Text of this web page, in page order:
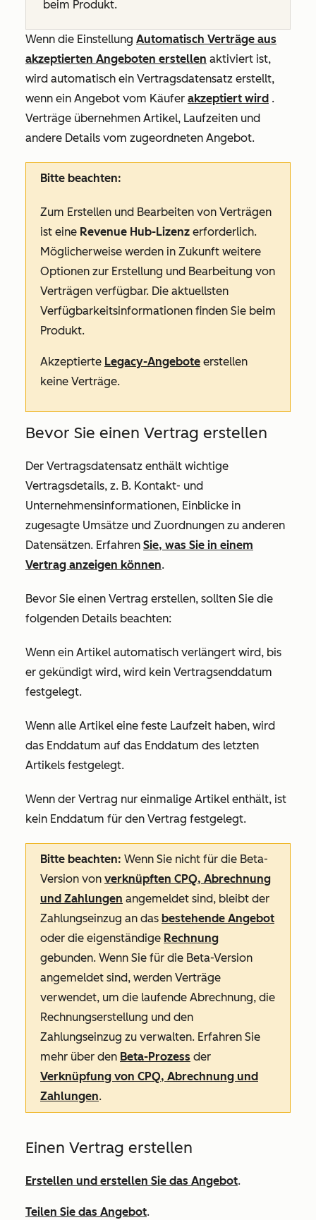
beim Produkt.
Wenn die Einstellung Automatisch Verträge aus
akzeptierten Angeboten erstellen aktiviert ist,
wird automatisch ein Vertragsdatensatz erstellt,
wenn ein Angebot vom Käufer akzeptiert wird .
Verträge übernehmen Artikel, Laufzeiten und
andere Details vom zugeordneten Angebot.
Bitte beachten:
Zum Erstellen und Bearbeiten von Verträgen
ist eine Revenue Hub-Lizenz erforderlich.
Möglicherweise werden in Zukunft weitere
Optionen zur Erstellung und Bearbeitung von
Verträgen verfügbar. Die aktuellsten
Verfügbarkeitsinformationen finden Sie beim
Produkt.
Akzeptierte Legacy-Angebote erstellen
keine Verträge.
Bevor Sie einen Vertrag erstellen
Der Vertragsdatensatz enthält wichtige
Vertragsdetails, z. B. Kontakt- und
Unternehmensinformationen, Einblicke in
zugesagte Umsätze und Zuordnungen zu anderen
Datensätzen. Erfahren Sie, was Sie in einem
Vertrag anzeigen können.
Bevor Sie einen Vertrag erstellen, sollten Sie die
folgenden Details beachten:
Wenn ein Artikel automatisch verlängert wird, bis
er gekündigt wird, wird kein Vertragsenddatum
festgelegt.
Wenn alle Artikel eine feste Laufzeit haben, wird
das Enddatum auf das Enddatum des letzten
Artikels festgelegt.
Wenn der Vertrag nur einmalige Artikel enthält, ist
kein Enddatum für den Vertrag festgelegt.
Bitte beachten: Wenn Sie nicht für die Beta-
Version von verknüpften CPQ, Abrechnung
und Zahlungen angemeldet sind, bleibt der
Zahlungseinzug an das bestehende Angebot
oder die eigenständige Rechnung
gebunden. Wenn Sie für die Beta-Version
angemeldet sind, werden Verträge
verwendet, um die laufende Abrechnung, die
Rechnungserstellung und den
Zahlungseinzug zu verwalten. Erfahren Sie
mehr über den Beta-Prozess der
Verknüpfung von CPQ, Abrechnung und
Zahlungen.
Einen Vertrag erstellen
Erstellen und erstellen Sie das Angebot.
Teilen Sie das Angebot.